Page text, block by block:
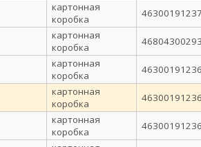
картонная
коробка
картонная
коробка
картонная
коробка
картонная
коробка
картонная
коробка